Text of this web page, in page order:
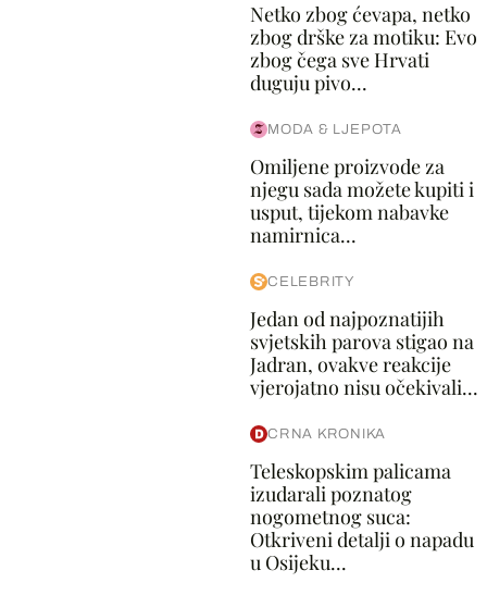
Netko zbog ćevapa, netko
zbog drške za motiku: Evo
zbog čega sve Hrvati
duguju pivo...
MODA & LJEPOTA
Omiljene proizvode za
njegu sada možete kupiti i
usput, tijekom nabavke
namirnica...
CELEBRITY
Jedan od najpoznatijih
svjetskih parova stigao na
Jadran, ovakve reakcije
vjerojatno nisu očekivali...
CRNA KRONIKA
Teleskopskim palicama
izudarali poznatog
nogometnog suca:
Otkriveni detalji o napadu
u Osijeku...